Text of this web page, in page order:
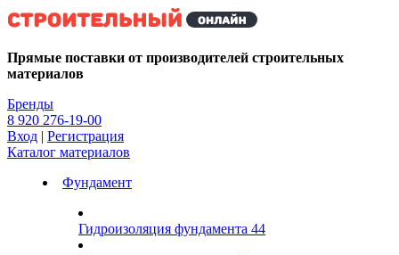
Kg
Прямые поставки от производителей строительных
материалов
Бренды
8 920 276-19-00
Вход | Регистрация
Каталог материалов
Фундамент
Гидроизоляция фундамента 44